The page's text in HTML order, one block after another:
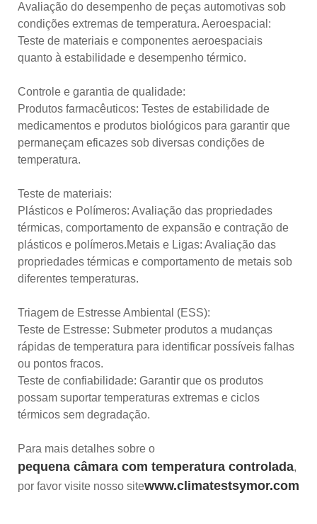
Avaliação do desempenho de peças automotivas sob
condições extremas de temperatura. Aeroespacial:
Teste de materiais e componentes aeroespaciais
quanto à estabilidade e desempenho térmico.
Controle e garantia de qualidade:
Produtos farmacêuticos: Testes de estabilidade de
medicamentos e produtos biológicos para garantir que
permaneçam eficazes sob diversas condições de
temperatura.
Teste de materiais:
Plásticos e Polímeros: Avaliação das propriedades
térmicas, comportamento de expansão e contração de
plásticos e polímeros.Metais e Ligas: Avaliação das
propriedades térmicas e comportamento de metais sob
diferentes temperaturas.
Triagem de Estresse Ambiental (ESS):
Teste de Estresse: Submeter produtos a mudanças
rápidas de temperatura para identificar possíveis falhas
ou pontos fracos.
Teste de confiabilidade: Garantir que os produtos
possam suportar temperaturas extremas e ciclos
térmicos sem degradação.
Para mais detalhes sobre o
pequena câmara com temperatura controlada,
por favor visite nosso sitewww.climatestsymor.com